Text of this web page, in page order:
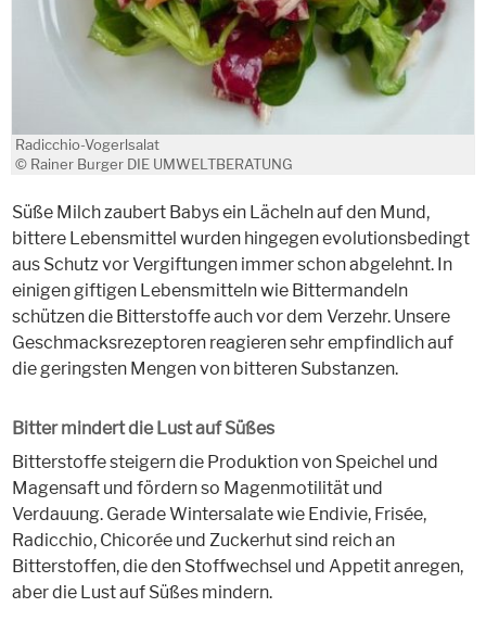
Radicchio-Vogerlsalat
© Rainer Burger DIE UMWELTBERATUNG
Süße Milch zaubert Babys ein Lächeln auf den Mund,
bittere Lebensmittel wurden hingegen evolutionsbedingt
aus Schutz vor Vergiftungen immer schon abgelehnt. In
einigen giftigen Lebensmitteln wie Bittermandeln
schützen die Bitterstoffe auch vor dem Verzehr. Unsere
Geschmacksrezeptoren reagieren sehr empfindlich auf
die geringsten Mengen von bitteren Substanzen.
Bitter mindert die Lust auf Süßes
Bitterstoffe steigern die Produktion von Speichel und
Magensaft und fördern so Magenmotilität und
Verdauung. Gerade Wintersalate wie Endivie, Frisée,
Radicchio, Chicorée und Zuckerhut sind reich an
Bitterstoffen, die den Stoffwechsel und Appetit anregen,
aber die Lust auf Süßes mindern.